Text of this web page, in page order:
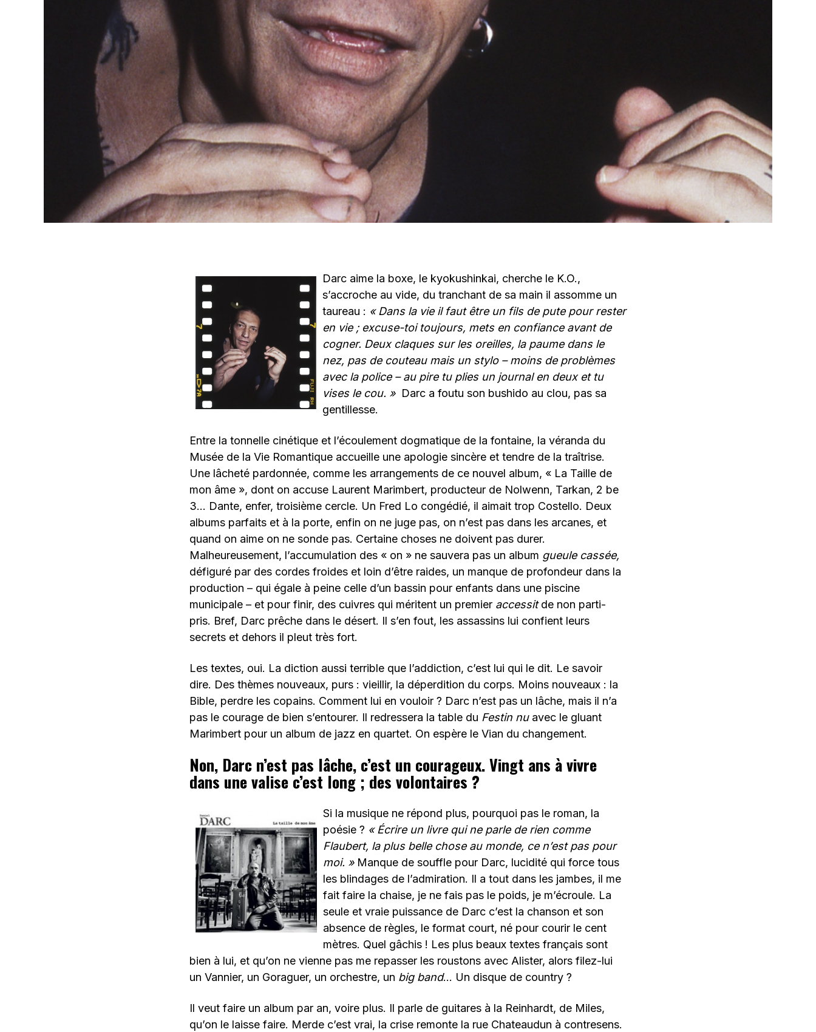
Darc aime la boxe, le kyokushinkai, cherche le K.O.,
s’accroche au vide, du tranchant de sa main il assomme un
taureau : « Dans la vie il faut être un fils de pute pour rester
en vie ; excuse-toi toujours, mets en confiance avant de
cogner. Deux claques sur les oreilles, la paume dans le
nez, pas de couteau mais un stylo – moins de problèmes
avec la police – au pire tu plies un journal en deux et tu
vises le cou. »Darc a foutu son bushido au clou, pas sa
gentillesse.
Entre la tonnelle cinétique et l’écoulement dogmatique de la fontaine, la véranda du
Musée de la Vie Romantique accueille une apologie sincère et tendre de la traîtrise.
Une lâcheté pardonnée, comme les arrangements de ce nouvel album, « La Taille de
mon âme », dont on accuse Laurent Marimbert, producteur de Nolwenn, Tarkan, 2 be
3… Dante, enfer, troisième cercle. Un Fred Lo congédié, il aimait trop Costello. Deux
albums parfaits et à la porte, enfin on ne juge pas, on n’est pas dans les arcanes, et
quand on aime on ne sonde pas. Certaine choses ne doivent pas durer.
Malheureusement, l’accumulation des « on » ne sauvera pas un album gueule cassée,
défiguré par des cordes froides et loin d’être raides, un manque de profondeur dans la
production – qui égale à peine celle d’un bassin pour enfants dans une piscine
municipale – et pour finir, des cuivres qui méritent un premier accessitde non parti-
pris. Bref, Darc prêche dans le désert. Il s’en fout, les assassins lui confient leurs
secrets et dehors il pleut très fort.
Les textes, oui. La diction aussi terrible que l’addiction, c’est lui qui le dit. Le savoir
dire. Des thèmes nouveaux, purs : vieillir, la déperdition du corps. Moins nouveaux : la
Bible, perdre les copains. Comment lui en vouloir ? Darc n’est pas un lâche, mais il n’a
pas le courage de bien s’entourer. Il redressera la table du Festin nuavec le gluant
Marimbert pour un album de jazz en quartet. On espère le Vian du changement.
Non, Darc n’est pas lâche, c’est un courageux. Vingt ans à vivre
dans une valise c’est long ; des volontaires ?
Si la musique ne répond plus, pourquoi pas le roman, la
poésie ? « Écrire un livre qui ne parle de rien comme
Flaubert, la plus belle chose au monde, ce n’est pas pour
moi. »Manque de souffle pour Darc, lucidité qui force tous
les blindages de l’admiration. Il a tout dans les jambes, il me
fait faire la chaise, je ne fais pas le poids, je m’écroule. La
seule et vraie puissance de Darc c’est la chanson et son
absence de règles, le format court, né pour courir le cent
mètres. Quel gâchis ! Les plus beaux textes français sont
bien à lui, et qu’on ne vienne pas me repasser les roustons avec Alister, alors filez-lui
un Vannier, un Goraguer, un orchestre, un big band… Un disque de country ?
Il veut faire un album par an, voire plus. Il parle de guitares à la Reinhardt, de Miles,
qu’on le laisse faire. Merde c’est vrai, la crise remonte la rue Chateaudun à contresens.